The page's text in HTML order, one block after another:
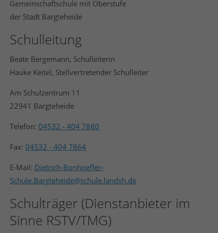
24h/ 365days
Mon - Fri 8:00am - 5:00pm
Get in touch
Cybersteel Inc.
376-293 City Road, Suite 600
San Francisco, CA 94102
Have any questions?
Drop us a line
info@yourdomain.com
Gemeinschaftschule mit Oberstufe
der Stadt Bargteheide
Schulleitung
Beate Bergemann, Schulleiterin
Hauke Keitel, Stellvertretender Schulleiter
Am Schulzentrum 11
22941 Bargteheide
Telefon: 04532 - 404 7880
Fax: 04532 - 404 7864
E-Mail: Dietrich-Bonhoeffer-
Schule.Bargteheide@schule.landsh.de
Schulträger (Dienstanbieter im
Sinne RSTV/TMG)